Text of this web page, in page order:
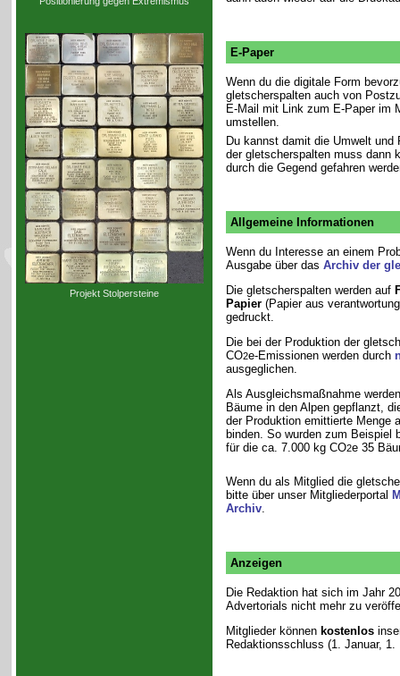
Projekt Stolpersteine
E-Paper
Wenn du die digitale Form
gletscherspalten auch von
E-Mail mit Link zum E-Paper im
umstellen.
Du kannst damit die Umwelt
der gletscherspalten muss dann
durch die Gegend gefahren
Allgemeine Informationen
Wenn du Interesse an einem
Ausgabe über das Archiv der
Die gletscherspalten werden auf
Papier(Papier aus
gedruckt.
Die bei der Produktion der
CO2e-Emissionen werden durch
ausgeglichen.
Als Ausgleichsmaßnahme
Bäume in den Alpen gepflanzt,
der Produktion emittierte Menge
binden. So wurden zum Beispiel
für die ca. 7.000 kg CO2e 35
Wenn du als Mitglied die
bitte über unser Mitgliederportal
Archiv.
Anzeigen
Die Redaktion hat sich im Jahr
Advertorials nicht mehr zu
Mitglieder können kostenlos
Redaktionsschluss (1. Januar,